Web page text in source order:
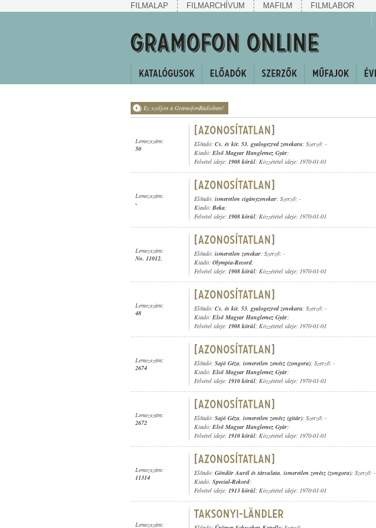
FILMALAP FILMARCHÍVUM MAFILM FILMLABOR
Ez szóljon a GramofonRádióban!
Lemezszám:
50
Előadó: Cs. és kir. 53. gyalogezred zenekara; Szerző: -
Kiadó: Első Magyar Hanglemez Gyár;
Felvétel ideje: 1908 körül; Közzététel ideje: 1970-01-01
Lemezszám:
-
Előadó: ismeretlen cigányzenekar; Szerző: -
Kiadó: Beka;
Felvétel ideje: 1908 körül; Közzététel ideje: 1970-01-01
Lemezszám:
No. 11012.
Előadó: ismeretlen zenekar; Szerző: -
Kiadó: Olympia-Record;
Felvétel ideje: 1908 körül; Közzététel ideje: 1970-01-01
Lemezszám:
48
Előadó: Cs. és kir. 53. gyalogezred zenekara; Szerző: -
Kiadó: Első Magyar Hanglemez Gyár;
Felvétel ideje: 1908 körül; Közzététel ideje: 1970-01-01
Lemezszám:
2674
Előadó: Sajó Géza, ismeretlen zenész (zongora); Szerző: -
Kiadó: Első Magyar Hanglemez Gyár;
Felvétel ideje: 1910 körül; Közzététel ideje: 1970-01-01
Lemezszám:
2672
Előadó: Sajó Géza, ismeretlen zenész (gitár); Szerző: -
Kiadó: Első Magyar Hanglemez Gyár;
Felvétel ideje: 1910 körül; Közzététel ideje: 1970-01-01
Lemezszám:
11314
Előadó: Göndör Aurél és társulata, ismeretlen zenész (zongora); Szerző: -
Kiadó: Special-Rekord;
Felvétel ideje: 1913 körül; Közzététel ideje: 1970-01-01
Lemezszám: